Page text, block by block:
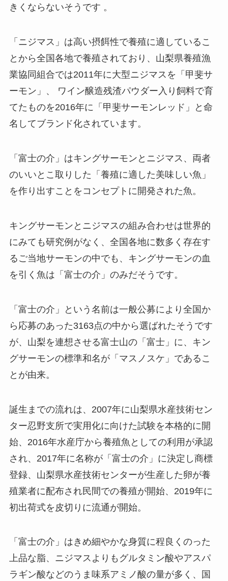
きくならないそうです 。
「ニジマス」は高い摂餌性で養殖に適しているこ
とから全国各地で養殖されており、山梨県養殖漁
業協同組合では2011年に大型ニジマスを「甲斐サ
ーモン」、 ワイン醸造残渣パウダー入り飼料で育
てたものを2016年に「甲斐サーモンレッド」と命
名してブランド化されています。
「富士の介」はキングサーモンとニジマス、両者
のいいとこ取りした「養殖に適した美味しい魚」
を作り出すことをコンセプトに開発された魚。
キングサーモンとニジマスの組み合わせは世界的
にみても研究例がなく、全国各地に数多く存在す
るご当地サーモンの中でも、キングサーモンの血
を引く魚は「富士の介」のみだそうです。
「富士の介」という名前は一般公募により全国か
ら応募のあった3163点の中から選ばれたそうです
が、山梨を連想させる富士山の「富士」に、キン
グサーモンの標準和名が「マスノスケ」であるこ
とが由来。
誕生までの流れは、2007年に山梨県水産技術セン
ター忍野支所で実用化に向けた試験を本格的に開
始、2016年水産庁から養殖魚としての利用が承認
され、2017年に名称が「富士の介」に決定し商標
登録、山梨県水産技術センターが生産した卵が養
殖業者に配布され民間での養殖が開始、2019年に
初出荷式を皮切りに流通が開始。
「富士の介」はきめ細やかな身質に程良くのった
上品な脂、ニジマスよりもグルタミン酸やアスパ
ラギン酸などのうま味系アミノ酸の量が多く、国